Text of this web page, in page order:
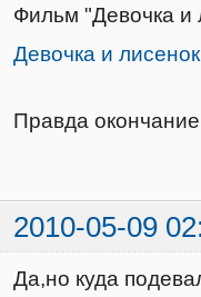
Фильм "Девочка и
Девочка и лисенок
Правда
2010-05-09
Да,но куда